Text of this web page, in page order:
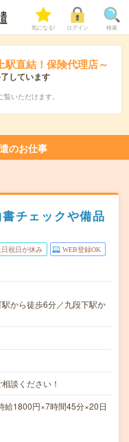
気になる! ログイン 検索
駅直結！保険代理店～
しています
覧いただけます。
のお仕事
チェックや備品
日祝日が休み WEB登録OK
から徒歩6分／九段下駅か
談ください！
給1800円×7時間45分×20日